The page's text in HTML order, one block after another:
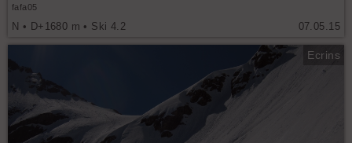
07.05.15
fafa05
N • D+1680 m • Ski 4.2
Ecrins